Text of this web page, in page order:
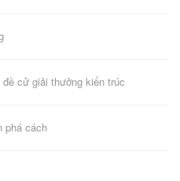
đề cử giải thưởng kiến trúc
phá cách